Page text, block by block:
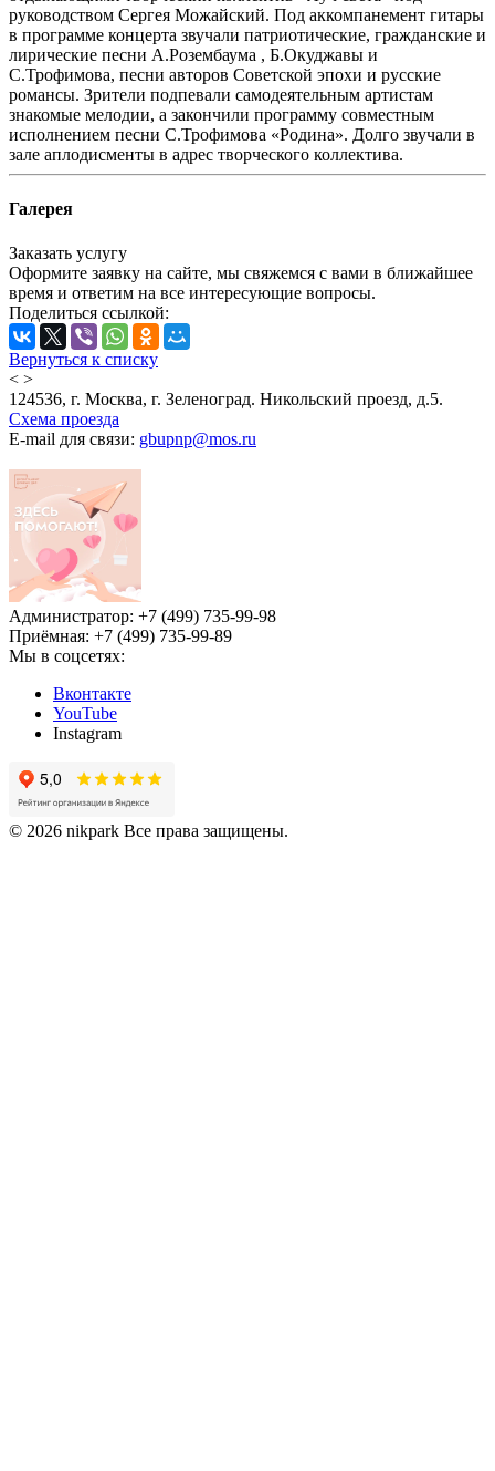
руководством Сергея Можайский. Под аккомпанемент гитары
в программе концерта звучали патриотические, гражданские и
лирические песни А.Розембаума , Б.Окуджавы и
С.Трофимова, песни авторов Советской эпохи и русские
романсы. Зрители подпевали самодеятельным артистам
знакомые мелодии, а закончили программу совместным
исполнением песни С.Трофимова «Родина». Долго звучали в
зале аплодисменты в адрес творческого коллектива.
Галерея
Заказать услугу
Оформите заявку на сайте, мы свяжемся с вами в ближайшее
время и ответим на все интересующие вопросы.
Поделиться ссылкой:
Вернуться к списку
< >
124536, г. Москва, г. Зеленоград. Никольский проезд, д.5.
Схема проезда
E-mail для связи: gbupnp@mos.ru
Администратор: +7 (499) 735-99-98
Приёмная: +7 (499) 735-99-89
Мы в соцсетях:
Вконтакте
YouTube
Instagram
© 2026 nikpark Все права защищены.